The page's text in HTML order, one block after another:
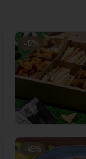
-17%
-45%